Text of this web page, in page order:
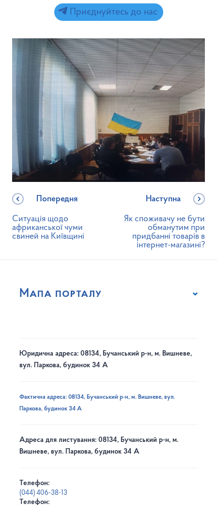
Приєднуйтесь до нас
Попередня
Ситуація щодо
африканської чуми
свиней на Київщині
Наступна
Як споживачу не бути
обманутим при
придбанні товарів в
інтернет-магазині?
Мапа порталу
Юридична адреса: 08134, Бучанський р-н, м. Вишневе,
вул. Паркова, будинок 34 А
Фактична адреса: 08134, Бучанський р-н, м. Вишневе, вул.
Паркова, будинок 34 А
Адреса для листування: 08134, Бучанський р-н, м.
Вишневе, вул. Паркова, будинок 34 А
Телефон:
(044) 406-38-13
Телефон: